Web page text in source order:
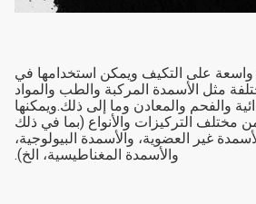
واسعة على التكيف ويمكن استخدامها في
مثل الأسمدة المركبة والطب والمواد
والفحم والمعادن وما إلى ذلك.ويمكنها
مختلف التركيزات والأنواع (بما في ذلك
غير العضوية، والأسمدة البيولوجية،
والأسمدة المغناطيسية، الخ).